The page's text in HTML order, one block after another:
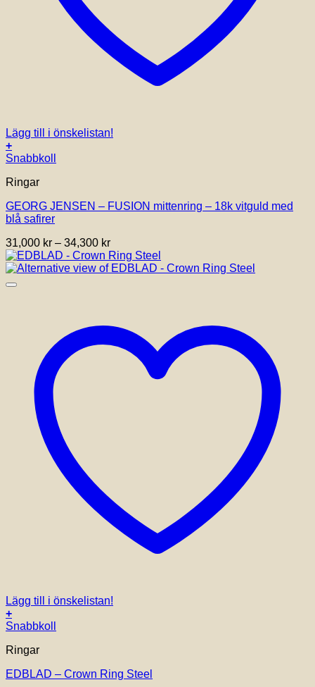
Lägg till i önskelistan!
+
Den
produkten
flera
varianter.
olika
alternativen
kan
väljas
Snabbkoll
Ringar
GEORG JENSEN – FUSION mittenring – 18k vitguld med
blå safirer
31,000 kr – 34,300 krPrisintervall:
31,000 kr
till
Lägg till i önskelistan!
+
Den
produkten
flera
Snabbkoll
Ringar
EDBLAD – Crown Ring Steel